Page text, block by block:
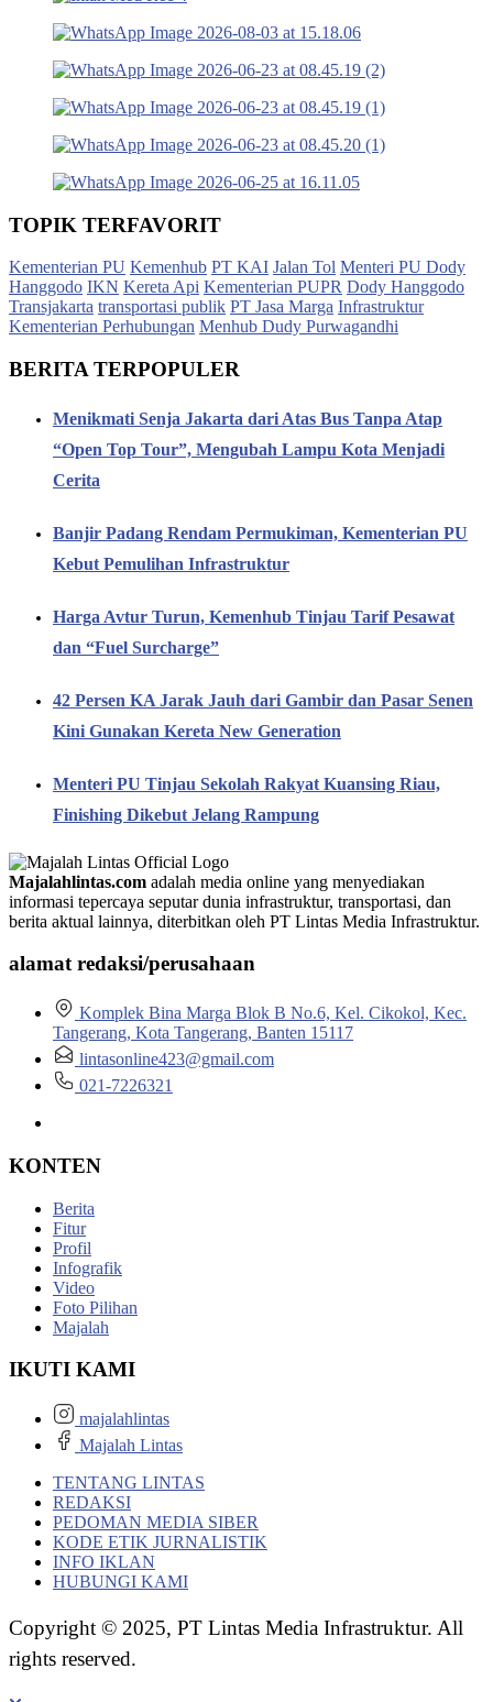
TOPIK TERFAVORIT
Kementerian PU Kemenhub PT KAI Jalan Tol Menteri PU Dody
Hanggodo IKN Kereta Api Kementerian PUPR Dody Hanggodo
Transjakarta transportasi publik PT Jasa Marga Infrastruktur
Kementerian Perhubungan Menhub Dudy Purwagandhi
BERITA TERPOPULER
Menikmati Senja Jakarta dari Atas Bus Tanpa Atap
“Open Top Tour”, Mengubah Lampu Kota Menjadi
Cerita
Banjir Padang Rendam Permukiman, Kementerian PU
Kebut Pemulihan Infrastruktur
Harga Avtur Turun, Kemenhub Tinjau Tarif Pesawat
dan “Fuel Surcharge”
42 Persen KA Jarak Jauh dari Gambir dan Pasar Senen
Kini Gunakan Kereta New Generation
Menteri PU Tinjau Sekolah Rakyat Kuansing Riau,
Finishing Dikebut Jelang Rampung
Majalahlintas.com adalah media online yang menyediakan
informasi tepercaya seputar dunia infrastruktur, transportasi, dan
berita aktual lainnya, diterbitkan oleh PT Lintas Media Infrastruktur.
alamat redaksi/perusahaan
Komplek Bina Marga Blok B No.6, Kel. Cikokol, Kec.
Tangerang, Kota Tangerang, Banten 15117
lintasonline423@gmail.com
021-7226321
KONTEN
Berita
Fitur
Profil
Infografik
Video
Foto Pilihan
Majalah
IKUTI KAMI
majalahlintas
Majalah Lintas
TENTANG LINTAS
REDAKSI
PEDOMAN MEDIA SIBER
KODE ETIK JURNALISTIK
INFO IKLAN
HUBUNGI KAMI
Copyright © 2025, PT Lintas Media Infrastruktur. All
rights reserved.